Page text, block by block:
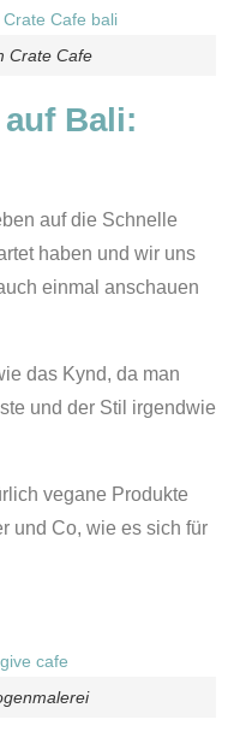
Crate Cafe
Bali:
auf die Schnelle
haben und wir uns
einmal anschauen
das Kynd, da man
und der Stil irgendwie
vegane Produkte
und Co, wie es sich für